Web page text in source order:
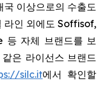
이상으로의 수출도
라인 외에도 Soffisof,
자체 브랜드를 보
은 라이선스 브랜드
silc.it에서 확인할